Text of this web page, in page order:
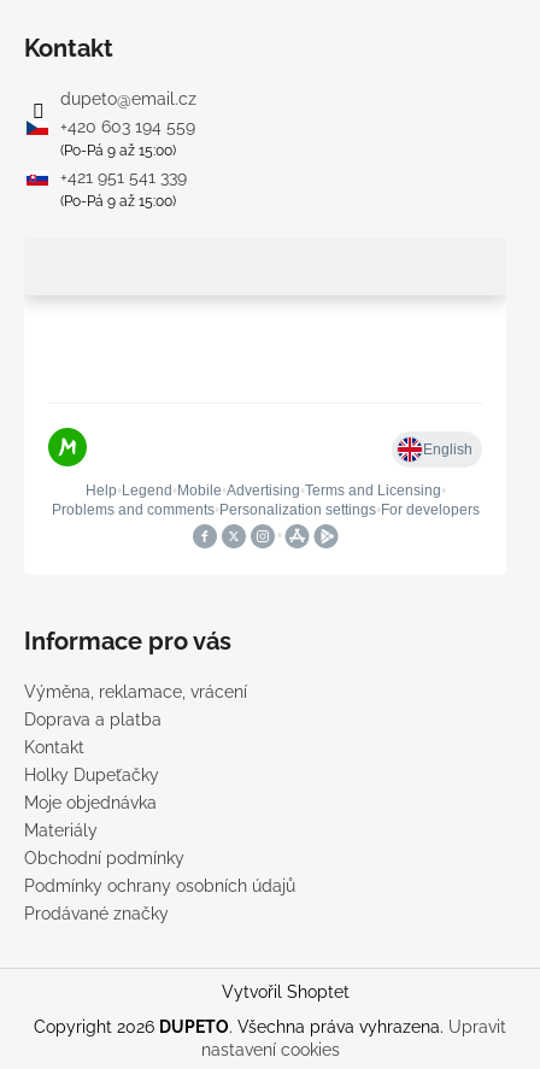
Kontakt
dupeto@email.cz
+420 603 194 559
(Po-Pá 9 až 15:00)
+421 951 541 339
(Po-Pá 9 až 15:00)
Informace pro vás
Výměna, reklamace, vrácení
Doprava a platba
Kontakt
Holky Dupeťačky
Moje objednávka
Materiály
Obchodní podmínky
Podmínky ochrany osobních údajů
Prodávané značky
Vytvořil Shoptet
Copyright 2026 DUPETO. Všechna práva vyhrazena. Upravit
nastavení cookies